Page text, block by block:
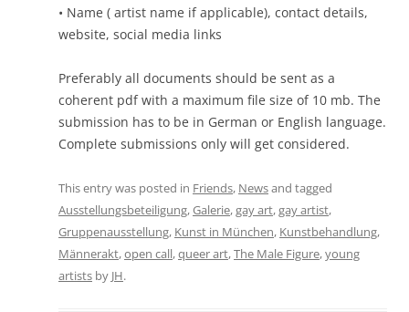
• Name ( artist name if applicable), contact details,
website, social media links
Preferably all documents should be sent as a
coherent pdf with a maximum file size of 10 mb. The
submission has to be in German or English language.
Complete submissions only will get considered.
This entry was posted in Friends, Newsand tagged
Ausstellungsbeteiligung,Galerie,gay art,gay artist,
Gruppenausstellung, Kunst in München, Kunstbehandlung,
Männerakt,open call,queer art,The Male Figure,young
artists by JH.